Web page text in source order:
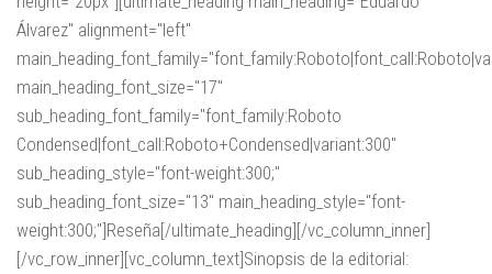
Álvarez" alignment="left"
main_heading_font_size="17"
sub_heading_font_family="font_family:Roboto
Condensed|font_call:Roboto+Condensed|variant:300"
sub_heading_style="font-weight:300;"
sub_heading_font_size="13" main_heading_style="font-
weight:300;"]Reseña[/ultimate_heading][/vc_column_inner]
[/vc_row_inner][vc_column_text]Sinopsis de la editorial: